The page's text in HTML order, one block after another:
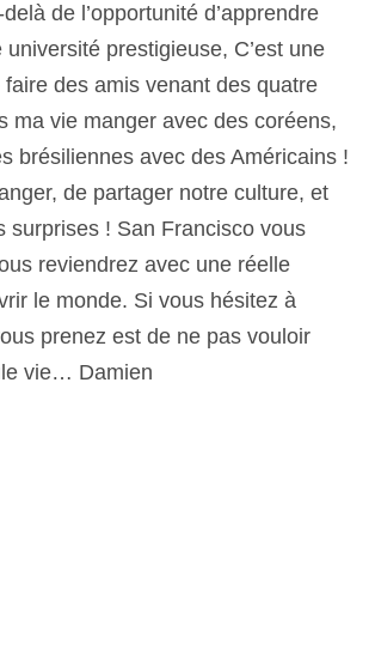
de l’opportunité d’apprendre
prestigieuse, C’est une
des amis venant des quatre
ma vie manger avec des coréens,
brésiliennes avec des Américains !
de partager notre culture, et
surprises ! San Francisco vous
reviendrez avec une réelle
le monde. Si vous hésitez à
prenez est de ne pas vouloir
vie… Damien